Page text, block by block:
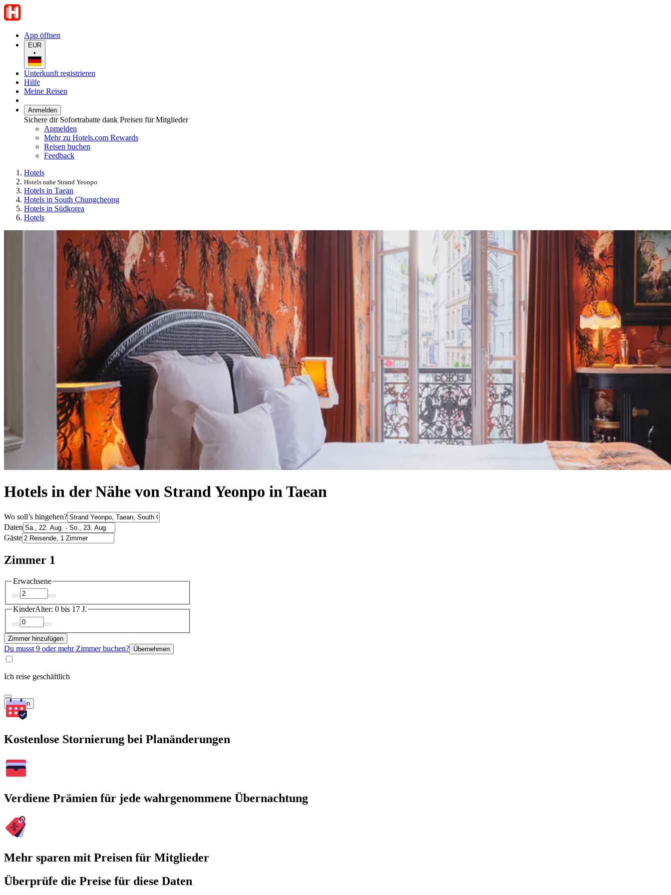
App öffnen
EUR
•
Unterkunft registrieren
Hilfe
Meine Reisen
Anmelden
Sichere dir Sofortrabatte dank Preisen für Mitglieder
Anmelden
Mehr zu Hotels.com Rewards
Reisen buchen
Feedback
Hotels
Hotels nahe Strand Yeonpo
Hotels in Taean
Hotels in South Chungcheong
Hotels in Südkorea
Hotels
Hotels in der Nähe von Strand Yeonpo in Taean
Wo soll’s hingehen?
Daten
Gäste
Zimmer 1
Erwachsene
KinderAlter: 0 bis 17 J.
Zimmer hinzufügen
Du musst 9 oder mehr Zimmer buchen? Übernehmen
Ich reise geschäftlich
Suchen
Kostenlose Stornierung bei Planänderungen
Verdiene Prämien für jede wahrgenommene Übernachtung
Mehr sparen mit Preisen für Mitglieder
Überprüfe die Preise für diese Daten